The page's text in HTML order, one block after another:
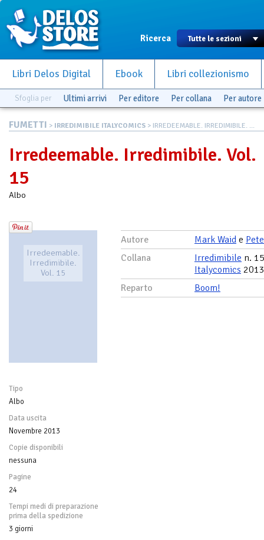
Ricerca
Libri Delos Digital Ebook Libri collezionismo
Sfoglia per Ultimi arrivi Per editore Per collana Per autore
FUMETTI > IRREDIMIBILE ITALYCOMICS > IRREDEEMABLE. IRREDIMIBILE. ...
Irredeemable. Irredimibile. Vol.
15
Albo
Irredeemable.
Irredimibile.
Vol. 15
Tipo
Albo
Data uscita
Novembre 2013
Copie disponibili
nessuna
Pagine
24
Tempi medi di preparazione
prima della spedizione
3 giorni
Autore Mark Waid e
Collana
Irredimibile n. 15
Italycomics 2013
Reparto
Boom!